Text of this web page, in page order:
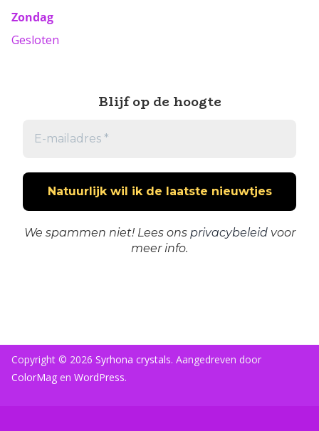
Zondag
Gesloten
Blijf op de hoogte
We spammen niet! Lees ons privacybeleidvoor
meer info.
Copyright © 2026 Syrhona crystals. Aangedreven door
ColorMag en WordPress.